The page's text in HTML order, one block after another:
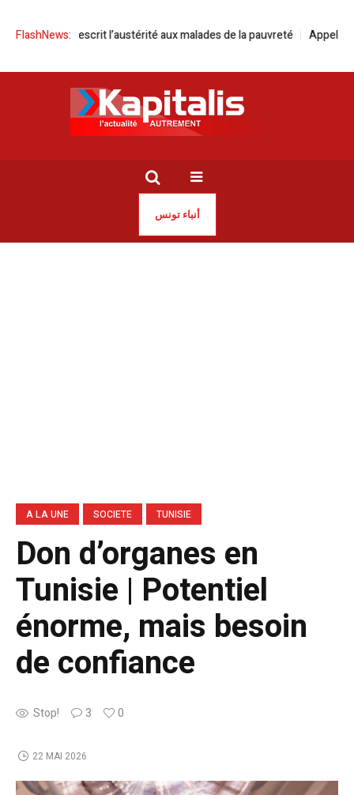
FlashNews:
qui prescrit l’austérité aux malades de la pauvreté Appel à
أنباء تونس
A LA UNE SOCIETE TUNISIE
Don d’organes en
Tunisie | Potentiel
énorme, mais besoin
de confiance
Stop! 3 0
22 MAI 2026